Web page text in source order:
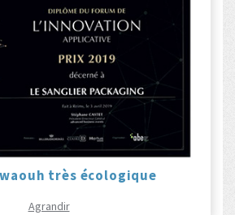
très écologique
Agrandir